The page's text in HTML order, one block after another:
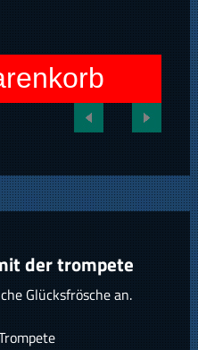
der trompete
Glücksfrösche an.